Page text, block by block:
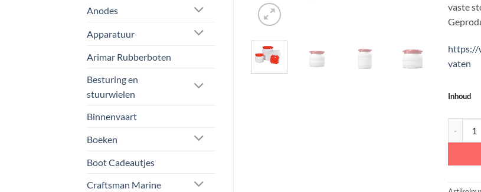
Anodes
Apparatuur
Arimar Rubberboten
Besturing en
stuurwielen
Binnenvaart
Boeken
Boot Cadeautjes
Craftsman Marine
vaste
https://
vaten
Inhoud